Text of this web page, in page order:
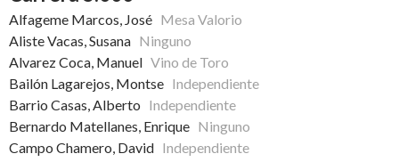
Alfageme Marcos, José Mesa Valorio
Aliste Vacas, Susana Ninguno
Alvarez Coca, Manuel Vino de Toro
Bailón Lagarejos, Montse Independiente
Barrio Casas, Alberto Independiente
Bernardo Matellanes, Enrique Ninguno
Campo Chamero, David Independiente